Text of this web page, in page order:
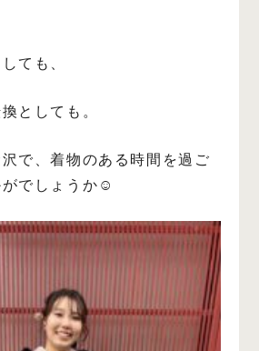
ても、
としても。
で、着物のある時間を過ご
がでしょうか☺️